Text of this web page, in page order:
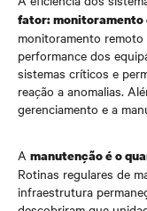
fator: monitoramento
monitoramento
performance dos
sistemas críticos e
reação a anomalias.
gerenciamento e a
A manutenção é o
Rotinas regulares de
infraestrutura